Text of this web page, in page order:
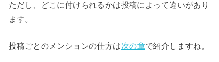
ただし、どこに付けられるかは投稿によって違いがあり
ます。
投稿ごとのメンションの仕方は次の章で紹介しますね。